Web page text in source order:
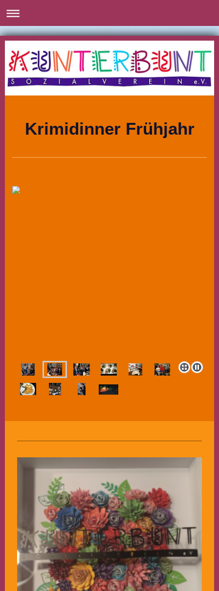
Krimidinner Frühjahr